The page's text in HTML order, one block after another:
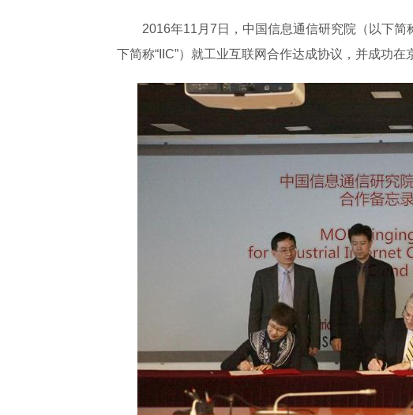
2016年11月7日，中国信息通信研究院（以下简
下简称“IIC”）就工业互联网合作达成协议，并成功在